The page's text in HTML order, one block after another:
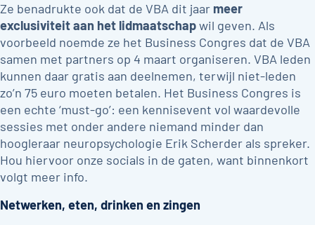
Ze benadrukte ook dat de VBA dit jaar meer
exclusiviteit aan het lidmaatschapwil geven. Als
voorbeeld noemde ze het Business Congres dat de VBA
samen met partners op 4 maart organiseren. VBA leden
kunnen daar gratis aan deelnemen, terwijl niet-leden
zo’n 75 euro moeten betalen. Het Business Congres is
een echte ‘must-go’: een kennisevent vol waardevolle
sessies met onder andere niemand minder dan
hoogleraar neuropsychologie Erik Scherder als spreker.
Hou hiervoor onze socials in de gaten, want binnenkort
volgt meer info.
Netwerken, eten, drinken en zingen